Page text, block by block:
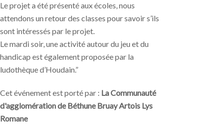
Le projet a été présenté aux écoles, nous
attendons un retour des classes pour savoir s’ils
sont intéressés par le projet.
Le mardi soir, une activité autour du jeu et du
handicap est également proposée par la
ludothèque d’Houdain.”
Cet événement est porté par : La Communauté
d'agglomération de Béthune Bruay Artois Lys
Romane